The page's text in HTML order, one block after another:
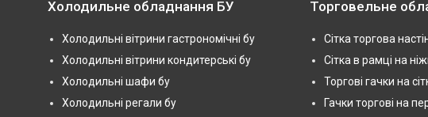
Холодильне обладнання БУ
Холодильні вітрини гастрономічні бу
Холодильні вітрини кондитерські бу
Холодильні шафи бу
Холодильні регали бу
Торговельне
Сітка торгова
Сітка в рамці на
Торгові гачки на
Гачки торгові на